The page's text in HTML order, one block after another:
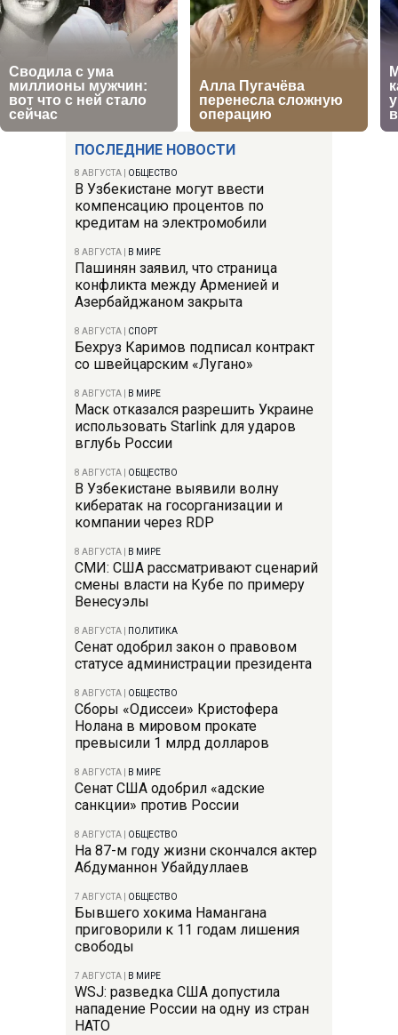
ПОСЛЕДНИЕ НОВОСТИ
8 АВГУСТА ОБЩЕСТВО
В Узбекистане могут ввести
компенсацию процентов по
кредитам на электромобили
8 АВГУСТА В МИРЕ
Пашинян заявил, что страница
конфликта между Арменией и
Азербайджаном закрыта
8 АВГУСТА СПОРТ
Бехруз Каримов подписал контракт
со швейцарским «Лугано»
8 АВГУСТА В МИРЕ
Маск отказался разрешить Украине
использовать Starlink для ударов
вглубь России
8 АВГУСТА ОБЩЕСТВО
В Узбекистане выявили волну
кибератак на госорганизации и
компании через RDP
8 АВГУСТА В МИРЕ
СМИ: США рассматривают сценарий
смены власти на Кубе по примеру
Венесуэлы
8 АВГУСТА ПОЛИТИКА
Сенат одобрил закон о правовом
статусе администрации президента
8 АВГУСТА ОБЩЕСТВО
Сборы «Одиссеи» Кристофера
Нолана в мировом прокате
превысили 1 млрд долларов
8 АВГУСТА В МИРЕ
Сенат США одобрил «адские
санкции» против России
8 АВГУСТА ОБЩЕСТВО
На 87-м году жизни скончался актер
Абдуманнон Убайдуллаев
7 АВГУСТА ОБЩЕСТВО
Бывшего хокима Намангана
приговорили к 11 годам лишения
свободы
7 АВГУСТА В МИРЕ
WSJ: разведка США допустила
нападение России на одну из стран
НАТО